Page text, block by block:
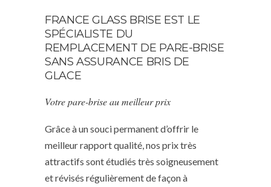
FRANCE GLASS BRISE EST LE
SPÉCIALISTE DU
REMPLACEMENT DE PARE-BRISE
SANS ASSURANCE BRIS DE
GLACE
Votre pare-brise au meilleur prix
Grâce à un souci permanent d’offrir le
meilleur rapport qualité, nos prix très
attractifs sont étudiés très soigneusement
et révisés régulièrement de façon à